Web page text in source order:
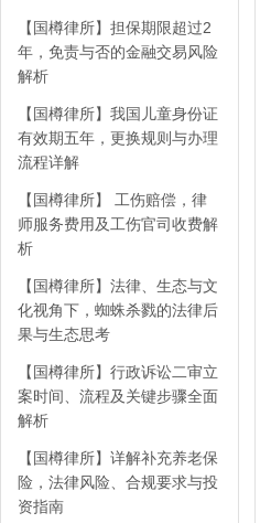
【国樽律所】担保期限超过2
年，免责与否的金融交易风险
解析
【国樽律所】我国儿童身份证
有效期五年，更换规则与办理
流程详解
【国樽律所】 工伤赔偿，律
师服务费用及工伤官司收费解
析
【国樽律所】法律、生态与文
化视角下，蜘蛛杀戮的法律后
果与生态思考
【国樽律所】行政诉讼二审立
案时间、流程及关键步骤全面
解析
【国樽律所】详解补充养老保
险，法律风险、合规要求与投
资指南